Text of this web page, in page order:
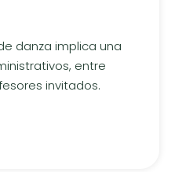
danza implica una
entre
invitados.